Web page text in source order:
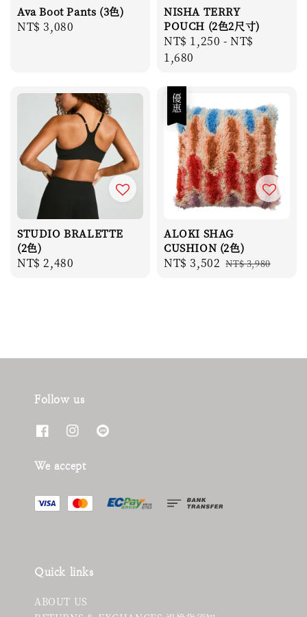
Ava Boot Pants (3色)
Regular
NT$ 3,080
NISHA TERRY
POUCH (2色2尺寸)
Regular
price
NT$ 1,250 -NT$
1,680
STUDIO BRALETTE
(2色)
Regular
NT$ 2,480
優惠
ALOKI SHAG
CUSHION (2色)
Sale
NT$ 3,502 Regular
NT$ 3,980
Follow us
We accept
Quick links
ABOUT US